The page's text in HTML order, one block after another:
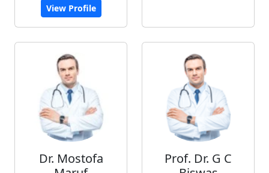
View Profile
Dr. Mostofa
Prof. Dr. G C